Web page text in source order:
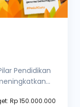
Pendidikan
Rp 150.000.000